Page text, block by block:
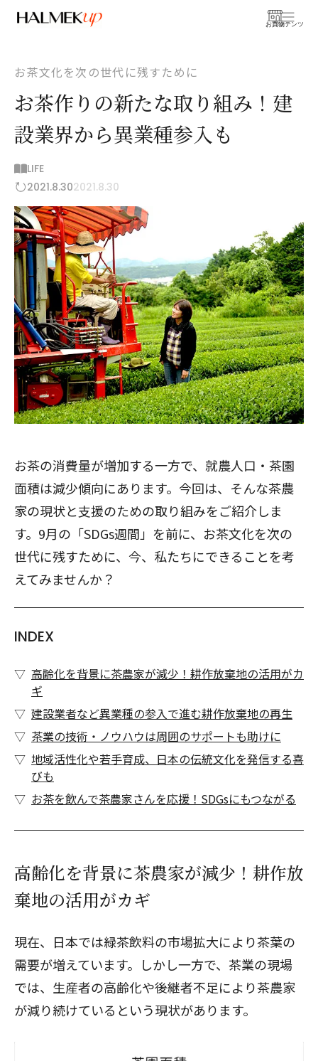
お買物
コンテンツ
お茶文化を次の世代に残すために
お茶作りの新たな取り組み！建
設業界から異業種参入も
LIFE
2021.8.302021.8.30
お茶の消費量が増加する一方で、就農人口・茶園
面積は減少傾向にあります。今回は、そんな茶農
家の現状と支援のための取り組みをご紹介しま
す。9月の「SDGs週間」を前に、お茶文化を次の
世代に残すために、今、私たちにできることを考
えてみませんか？
INDEX
高齢化を背景に茶農家が減少！耕作放棄地の活用がカ
ギ
建設業者など異業種の参入で進む耕作放棄地の再生
茶業の技術・ノウハウは周囲のサポートも助けに
地域活性化や若手育成、日本の伝統文化を発信する喜
びも
お茶を飲んで茶農家さんを応援！SDGsにもつながる
高齢化を背景に茶農家が減少！耕作放
棄地の活用がカギ
現在、日本では緑茶飲料の市場拡大により茶葉の
需要が増えています。しかし一方で、茶業の現場
では、生産者の高齢化や後継者不足により茶農家
が減り続けているという現状があります。